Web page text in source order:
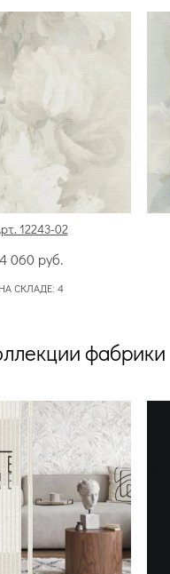
12243-02
4 060 руб.
НА СКЛАДЕ: 4
фабрики